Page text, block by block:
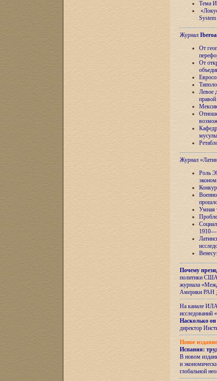
Тема
Журнал
От
От
Левое
Журнал
Роль
Умная
Почему
политики США
журнала
Америки РАН
На канале ИЛА
исследований «
Насколько он
директор
Новое
Испания:
В новом
и
глобальной